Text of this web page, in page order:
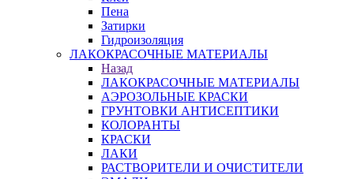
Пена
Затирки
Гидроизоляция
ЛАКОКРАСОЧНЫЕ МАТЕРИАЛЫ
Назад
ЛАКОКРАСОЧНЫЕ МАТЕРИАЛЫ
АЭРОЗОЛЬНЫЕ КРАСКИ
ГРУНТОВКИ АНТИСЕПТИКИ
КОЛОРАНТЫ
КРАСКИ
ЛАКИ
РАСТВОРИТЕЛИ И ОЧИСТИТЕЛИ